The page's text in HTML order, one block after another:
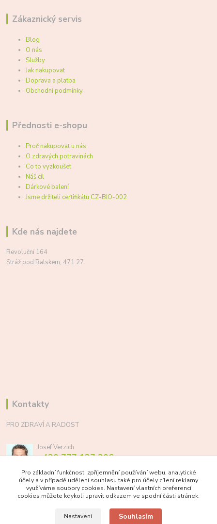
Zákaznický servis
Blog
O nás
Služby
Jak nakupovat
Doprava a platba
Obchodní podmínky
Přednosti e-shopu
Proč nakupovat u nás
O zdravých potravinách
Co to vyzkoušet
Náš cíl
Dárkové balení
Jsme držiteli certifikátu CZ-BIO-002
Kde nás najdete
Revoluční 164
Stráž pod Ralskem, 471 27
Kontakty
PRO ZDRAVÍ A RADOST
Josef Verzich
+420 777 137 206
info@prozdraviaradost.cz
Pro základní funkčnost, zpříjemnění používání webu, analytické
účely a v případě udělení souhlasu také pro účely cílení reklamy
využíváme soubory cookies. Nastavení vlastních preferencí
cookies můžete kdykoli upravit odkazem ve spodní části stránek.
Nastavení Souhlasím